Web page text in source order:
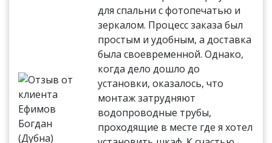
для спальни с фотопечатью и
зеркалом. Процесс заказа был
простым и удобным, а доставка
была своевременной. Однако,
когда дело дошло до
установки, оказалось, что
монтаж затрудняют
водопроводные трубы,
проходящие в месте где я хотел